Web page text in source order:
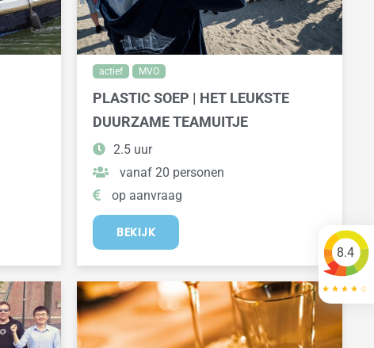
actief MVO
PLASTIC SOEP | HET LEUKSTE
DUURZAME TEAMUITJE
2.5 uur
vanaf 20 personen
op aanvraag
BEKIJK
8.4